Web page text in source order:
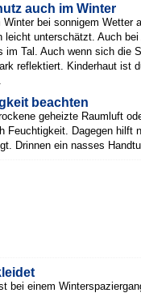
auch im Winter
Winter bei sonnigem
leicht unterschätzt. Auch
im Tal. Auch wenn sich die
reflektiert. Kinderhaut ist
beachten
geheizte Raumluft
Feuchtigkeit. Dagegen hilft
Drinnen ein nasses
bei einem